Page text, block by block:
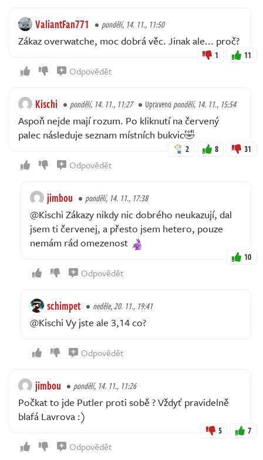
ValiantFan771 pondělí, 14. 11., 11:50
Zákaz overwatche, moc dobrá věc. Jinak ale... proč?
1 11
Odpovědět
Kischi pondělí, 14. 11., 11:27 Upravenopondělí, 14. 11., 15:54
Aspoň nejde mají rozum. Po kliknutí na červený
palec následuje seznam místních bukvic🤣
2 8 31
Odpovědět
jimbou pondělí, 14. 11., 17:38
@Kischi Zákazy nikdy nic dobrého neukazují, dal
jsem ti červenej, a přesto jsem hetero, pouze
nemám rád omezenost
10
Odpovědět
schimpet neděle, 20. 11., 19:41
@Kischi Vy jste ale 3,14 co?
Odpovědět
jimbou pondělí, 14. 11., 11:26
Počkat to jde Putler proti sobě ? Vždyť pravidelně
blafá Lavrova :)
5 7
Odpovědět